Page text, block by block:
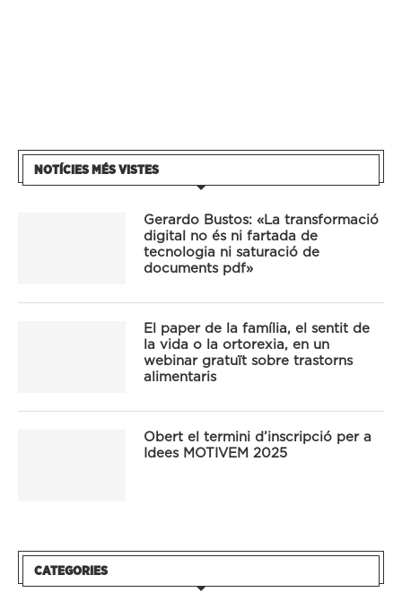
NOTÍCIES MÉS VISTES
Gerardo Bustos: «La transformació
digital no és ni fartada de
tecnologia ni saturació de
documents pdf»
El paper de la família, el sentit de
la vida o la ortorexia, en un
webinar gratuït sobre trastorns
alimentaris
Obert el termini d’inscripció per a
Idees MOTIVEM 2025
CATEGORIES